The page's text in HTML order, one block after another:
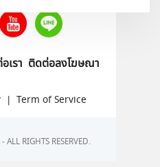
เรา ติดต่อลงโฆษณา
| Term of Service
RIGHTS RESERVED.